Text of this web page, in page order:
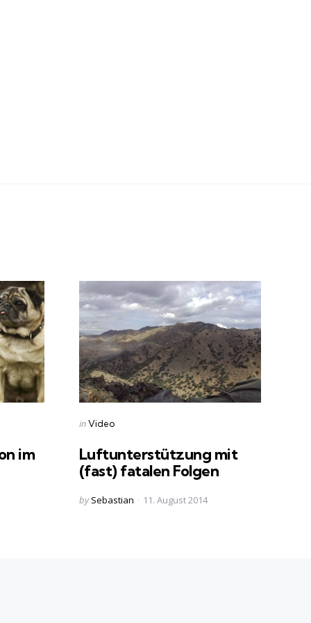
im
Categories
Posted
in Video
Luftunterstützung mit
(fast) fatalen Folgen
Posted
by Sebastian 11. August 2014